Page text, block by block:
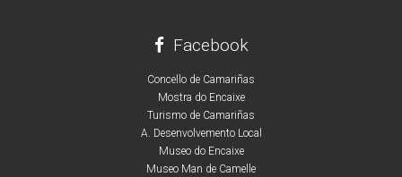
Facebook
Concello de Camariñas
Mostra do Encaixe
Turismo de Camariñas
A. Desenvolvemento Local
Museo do Encaixe
Museo Man de Camelle